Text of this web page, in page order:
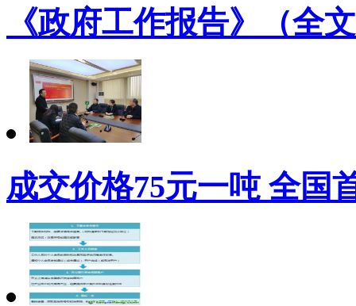
《政府工作报告》（全
成交价格75元一吨 全国